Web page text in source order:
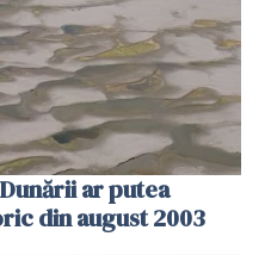
ar putea
din august 2003